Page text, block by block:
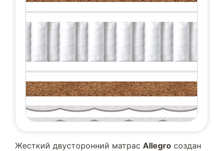
Жесткий двусторонний матрас Allegro создан